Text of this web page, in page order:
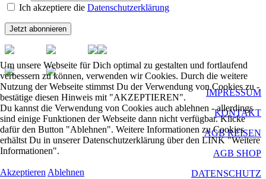
Ich akzeptiere die Datenschutzerklärung
IMPRESSUM
KONTAKT
AGB REISEN
AGB SHOP
DATENSCHUTZ
Um unsere Webseite für Dich optimal zu gestalten und fortlaufend
verbessern zu können, verwenden wir Cookies. Durch die weitere
Nutzung der Webseite stimmst Du der Verwendung von Cookies zu -
bestätige diesen Hinweis mit "AKZEPTIEREN".
Du kannst die Verwendung von Cookies auch ablehnen - allerdings
sind einige Funktionen der Webseite dann nicht verfügbar. Klicke
dafür den Button "Ablehnen". Weitere Informationen zu Cookies
erhältst Du in unserer Datenschutzerklärung über den LINK "Weitere
Informationen".
Akzeptieren Ablehnen